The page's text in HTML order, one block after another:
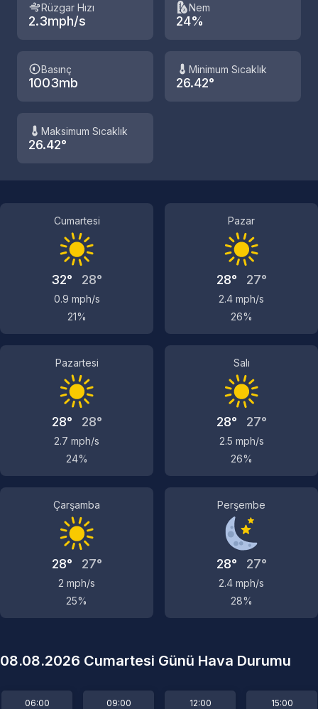
Rüzgar Hızı
2.3mph/s
Nem
24%
Basınç
1003mb
Minimum Sıcaklık
26.42°
Maksimum Sıcaklık
26.42°
Cumartesi
32° 28°
0.9 mph/s
21%
Pazar
28° 27°
2.4 mph/s
26%
Pazartesi
28° 28°
2.7 mph/s
24%
Salı
28° 27°
2.5 mph/s
26%
Çarşamba
28° 27°
2 mph/s
25%
Perşembe
28° 27°
2.4 mph/s
28%
08.08.2026 Cumartesi Günü Hava Durumu
06:00 09:00 12:00 15:00